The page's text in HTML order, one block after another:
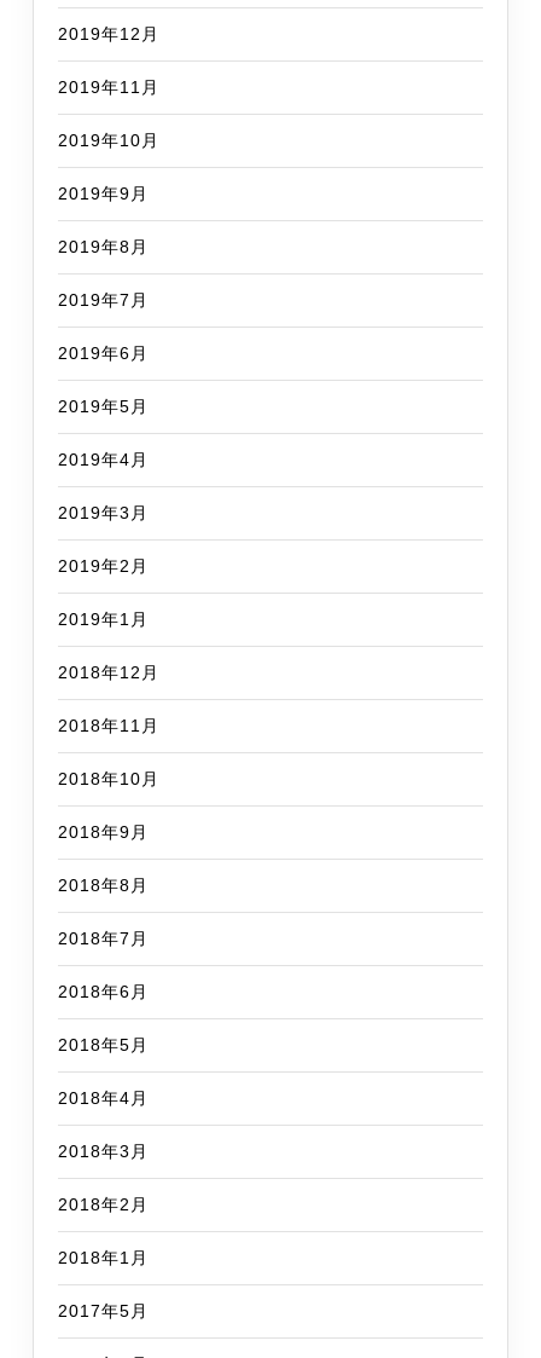
2019年12月
2019年11月
2019年10月
2019年9月
2019年8月
2019年7月
2019年6月
2019年5月
2019年4月
2019年3月
2019年2月
2019年1月
2018年12月
2018年11月
2018年10月
2018年9月
2018年8月
2018年7月
2018年6月
2018年5月
2018年4月
2018年3月
2018年2月
2018年1月
2017年5月